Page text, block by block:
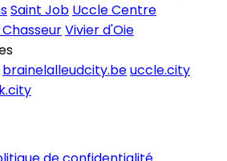
Saint Job Uccle Centre
Vivier d'Oie
brainelalleudcity.beuccle.city